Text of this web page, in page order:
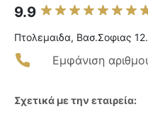
9.9
Πτολεμαιδα, Βασ.Σοφιας 12.
Εμφάνιση
Σχετικά με την εταιρεία: